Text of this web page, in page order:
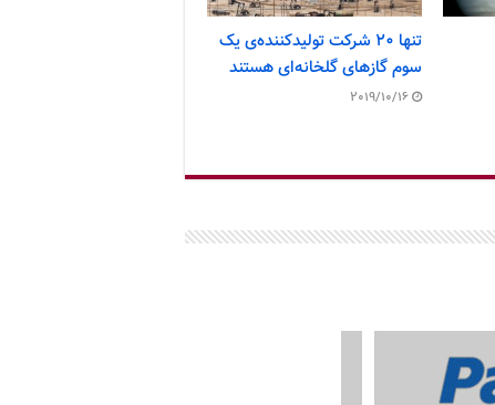
تنها ۲۰ شرکت تولیدکننده‌ی یک
سوم گازهای گلخانه‌ای هستند
2019/10/16